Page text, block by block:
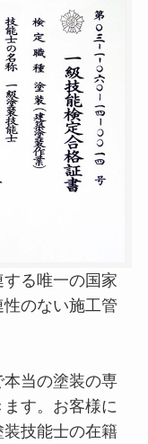
る唯一の国家
のない施工管
本当の塗装の専
す。お客様に
技能士の在籍